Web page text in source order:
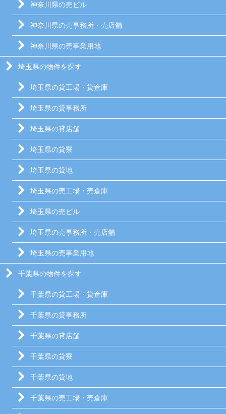
神奈川県の売ビル
神奈川県の売事務所・売店舗
神奈川県の売事業用地
埼玉県の物件を探す
埼玉県の貸工場・貸倉庫
埼玉県の貸事務所
埼玉県の貸店舗
埼玉県の貸寮
埼玉県の貸地
埼玉県の売工場・売倉庫
埼玉県の売ビル
埼玉県の売事務所・売店舗
埼玉県の売事業用地
千葉県の物件を探す
千葉県の貸工場・貸倉庫
千葉県の貸事務所
千葉県の貸店舗
千葉県の貸寮
千葉県の貸地
千葉県の売工場・売倉庫